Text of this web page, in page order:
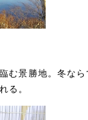
む景勝地。冬な
る。